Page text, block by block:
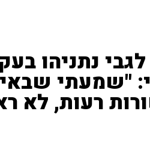
נתניהו
"שמעתי
רעות, לא